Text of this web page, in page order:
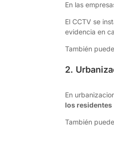
En las
El CCTV se
evidencia en
También
2.
En
los residentes
También